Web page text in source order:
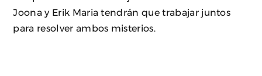
Joona y Erik Maria tendrán que trabajar juntos
para resolver ambos misterios.